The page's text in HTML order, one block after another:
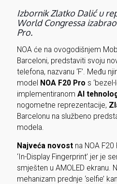
Izbornik Zlatko Dalić u
World Congressa
Pro.
NOA će na ovogodišnjem
Barceloni, predstaviti svoju
telefona, nazvanu ‘F’. Među
model
NOA F20 Pro s
implementiranom AI
nogometne reprezentacije,
Barcelonu na službeno
modela.
Najveća novostna NOA F20
‘In-Display Fingerprint’ jer je
smješten u AMOLED ekranu.
mehanizam prednje ‘selfie’